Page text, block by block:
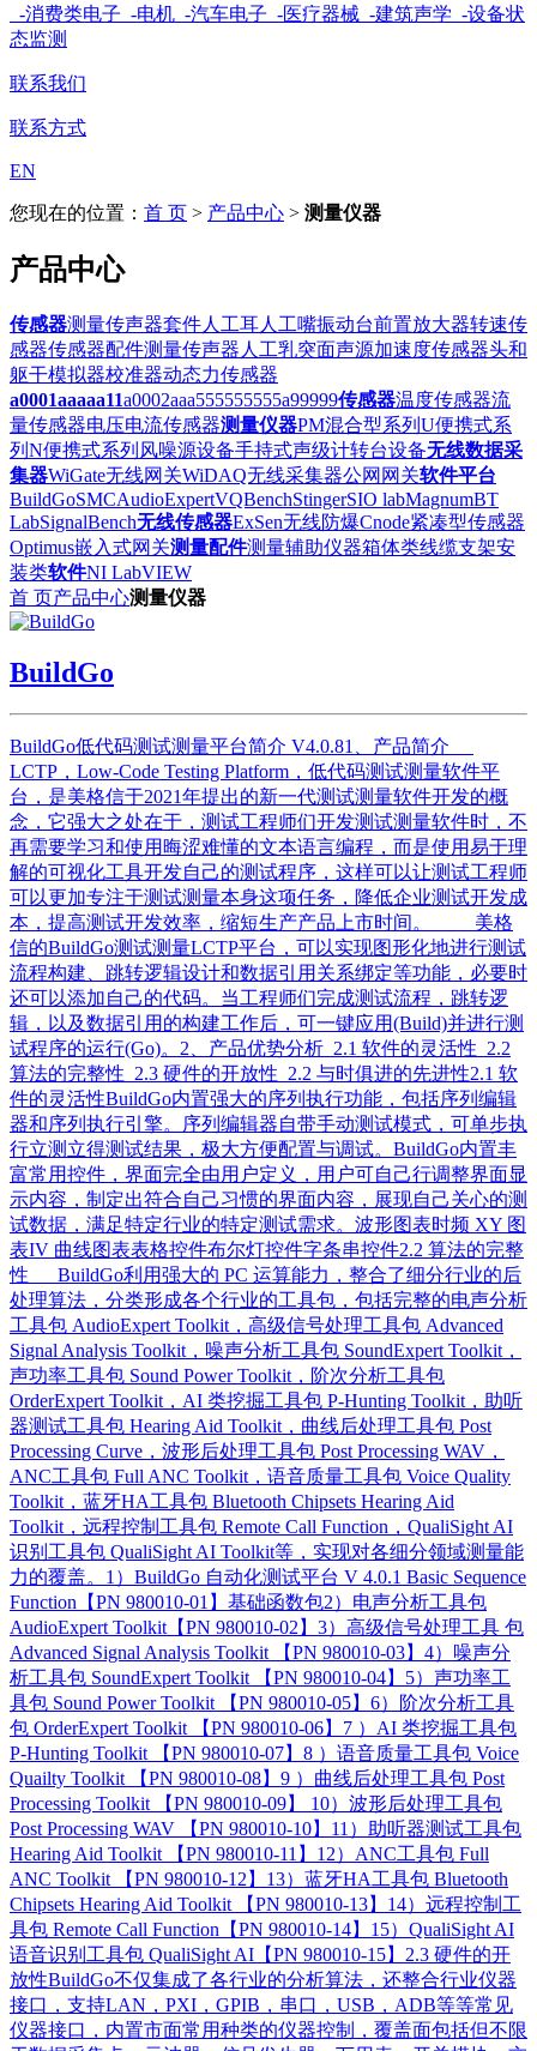
-消费类电子 -电机 -汽车电子 -医疗器械 -建筑声学 -设备状
态监测
联系我们
联系方式
EN
您现在的位置： 首 页 > 产品中心 > 测量仪器
产品中心
传感器测量传声器套件人工耳人工嘴振动台前置放大器转速传
感器传感器配件测量传声器 人工乳突面声源加速度传感器头和
躯干模拟器校准器动态力传感器
a0001aaaaa11a0002aaa555555555a99999传感器温度传感器流
量传感器电压电流传感器测量仪器PM混合型系列 U便携式系
列 N便携式系列 风噪源设备手持式声级计转台设备无线数据采
集器WiGate无线网关WiDAQ无线采集器公网网关软件平台
BuildGoSMCAudioExpertVQBenchStingerSIO labMagnumBT
LabSignalBench无线传感器ExSen无线防爆Cnode紧凑型传感器
Optimus嵌入式网关测量配件测量辅助仪器箱体类线缆支架安
装类软件NI LabVIEW
首 页产品中心测量仪器
BuildGo
BuildGo低代码测试测量平台简介 V4.0.81、产品简介
LCTP，Low-Code Testing Platform，低代码测试测量软件平
台，是美格信于2021年提出的新一代测试测量软件开发的概
念，它强大之处在于，测试工程师们开发测试测量软件时，不
再需要学习和使用晦涩难懂的文本语言编程，而是使用易于理
解的可视化工具开发自己的测试程序，这样可以让测试工程师
可以更加专注于测试测量本身这项任务，降低企业测试开发成
本，提高测试开发效率，缩短生产产品上市时间。 美格
信的BuildGo测试测量LCTP平台，可以实现图形化地进行测试
流程构建、跳转逻辑设计和数据引用关系绑定等功能，必要时
还可以添加自己的代码。当工程师们完成测试流程，跳转逻
辑，以及数据引用的构建工作后，可一键应用(Build)并进行测
试程序的运行(Go)。2、产品优势分析 2.1 软件的灵活性 2.2
算法的完整性 2.3 硬件的开放性 2.2 与时俱进的先进性2.1 软
件的灵活性BuildGo内置强大的序列执行功能，包括序列编辑
器和序列执行引擎。序列编辑器自带手动测试模式，可单步执
行立测立得测试结果，极大方便配置与调试。BuildGo内置丰
富常用控件，界面完全由用户定义，用户可自己行调整界面显
示内容，制定出符合自己习惯的界面内容，展现自己关心的测
试数据，满足特定行业的特定测试需求。波形图表时频 XY 图
表IV 曲线图表表格控件布尔灯控件字条串控件2.2 算法的完整
性 BuildGo利用强大的 PC 运算能力，整合了细分行业的后
处理算法，分类形成各个行业的工具包，包括完整的电声分析
工具包 AudioExpert Toolkit，高级信号处理工具包 Advanced
Signal Analysis Toolkit，噪声分析工具包 SoundExpert Toolkit，
声功率工具包 Sound Power Toolkit，阶次分析工具包
OrderExpert Toolkit，AI 类挖掘工具包 P-Hunting Toolkit，助听
器测试工具包 Hearing Aid Toolkit，曲线后处理工具包 Post
Processing Curve，波形后处理工具包 Post Processing WAV，
ANC工具包 Full ANC Toolkit，语音质量工具包 Voice Quality
Toolkit，蓝牙HA工具包 Bluetooth Chipsets Hearing Aid
Toolkit，远程控制工具包 Remote Call Function，QualiSight AI
识别工具包 QualiSight AI Toolkit等，实现对各细分领域测量能
力的覆盖。1）BuildGo 自动化测试平台 V 4.0.1 Basic Sequence
Function【PN 980010-01】基础函数包2）电声分析工具包
AudioExpert Toolkit【PN 980010-02】3）高级信号处理工具 包
Advanced Signal Analysis Toolkit 【PN 980010-03】4）噪声分
析工具包 SoundExpert Toolkit 【PN 980010-04】5）声功率工
具包 Sound Power Toolkit 【PN 980010-05】6）阶次分析工具
包 OrderExpert Toolkit 【PN 980010-06】7 ）AI 类挖掘工具包
P-Hunting Toolkit 【PN 980010-07】8 ）语音质量工具包 Voice
Quailty Toolkit 【PN 980010-08】9 ）曲线后处理工具包 Post
Processing Toolkit 【PN 980010-09】 10）波形后处理工具包
Post Processing WAV 【PN 980010-10】11）助听器测试工具包
Hearing Aid Toolkit 【PN 980010-11】12）ANC工具包 Full
ANC Toolkit 【PN 980010-12】13）蓝牙HA工具包 Bluetooth
Chipsets Hearing Aid Toolkit 【PN 980010-13】14）远程控制工
具包 Remote Call Function【PN 980010-14】15）QualiSight AI
语音识别工具包 QualiSight AI【PN 980010-15】2.3 硬件的开
放性BuildGo不仅集成了各行业的分析算法，还整合行业仪器
接口，支持LAN，PXI，GPIB，串口，USB，ADB等等常见
仪器接口，内置市面常用种类的仪器控制，覆盖面包括但不限